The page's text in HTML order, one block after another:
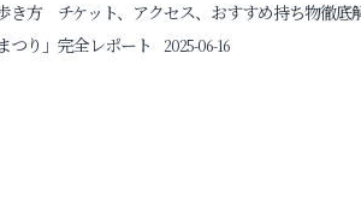
方 チケット、アクセス、おすすめ持ち物徹底
つり」完全レポート 2025-06-16